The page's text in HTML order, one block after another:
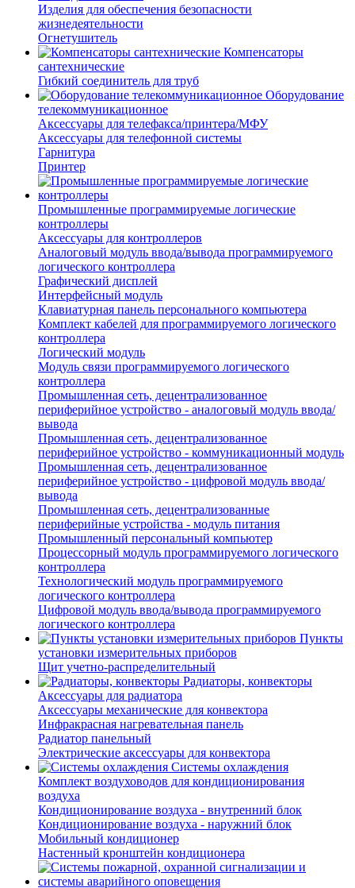
Изделия для обеспечения безопасности
жизнедеятельности
Огнетушитель
Компенсаторы
сантехнические
Гибкий соединитель для труб
Оборудование
телекоммуникационное
Аксессуары для телефакса/принтера/МФУ
Аксессуары для телефонной системы
Гарнитура
Принтер
Промышленные программируемые логические
контроллеры
Аксессуары для контроллеров
Аналоговый модуль ввода/вывода программируемого
логического контроллера
Графический дисплей
Интерфейсный модуль
Клавиатурная панель персонального компьютера
Комплект кабелей для программируемого логического
контроллера
Логический модуль
Модуль связи программируемого логического
контроллера
Промышленная сеть, децентрализованное
периферийное устройство - аналоговый модуль ввода/
вывода
Промышленная сеть, децентрализованное
периферийное устройство - коммуникационный модуль
Промышленная сеть, децентрализованное
периферийное устройство - цифровой модуль ввода/
вывода
Промышленная сеть, децентрализованные
периферийные устройства - модуль питания
Промышленный персональный компьютер
Процессорный модуль программируемого логического
контроллера
Технологический модуль программируемого
логического контроллера
Цифровой модуль ввода/вывода программируемого
логического контроллера
Пункты
установки измерительных приборов
Щит учетно-распределительный
Радиаторы, конвекторы
Аксессуары для радиатора
Аксессуары механические для конвектора
Инфракрасная нагревательная панель
Радиатор панельный
Электрические аксессуары для конвектора
Системы охлаждения
Комплект воздуховодов для кондиционирования
воздуха
Кондиционирование воздуха - внутренний блок
Кондиционирование воздуха - наружний блок
Мобильный кондиционер
Настенный кронштейн кондиционера